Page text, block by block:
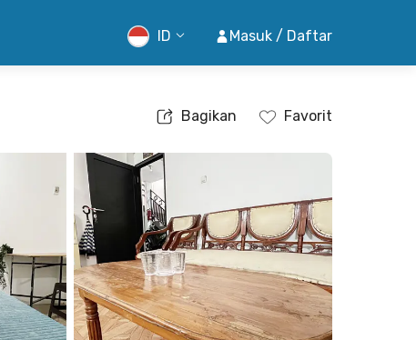
ID Masuk / Daftar
Bagikan Favorit